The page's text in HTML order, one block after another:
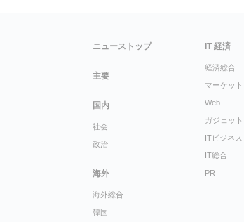
ニューストップ
主要
国内
社会
政治
海外
海外総合
韓国
IT 経済
経済総合
マーケット
Web
ガジェット
ITビジネス
IT総合
PR